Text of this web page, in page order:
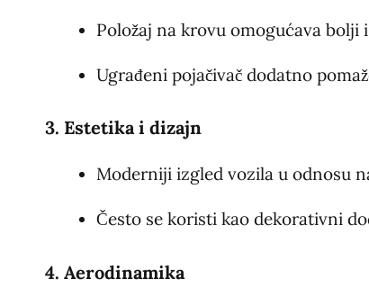
Položaj na krovu omogućava bolji
Ugrađeni pojačivač dodatno
3. Estetika i dizajn
Moderniji izgled vozila u odnosu
Često se koristi kao dekorativni
4. Aerodinamika